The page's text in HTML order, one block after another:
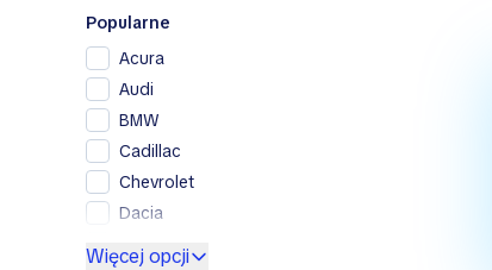
Popularne
Acura
Audi
BMW
Cadillac
Chevrolet
Dacia
Więcej opcji